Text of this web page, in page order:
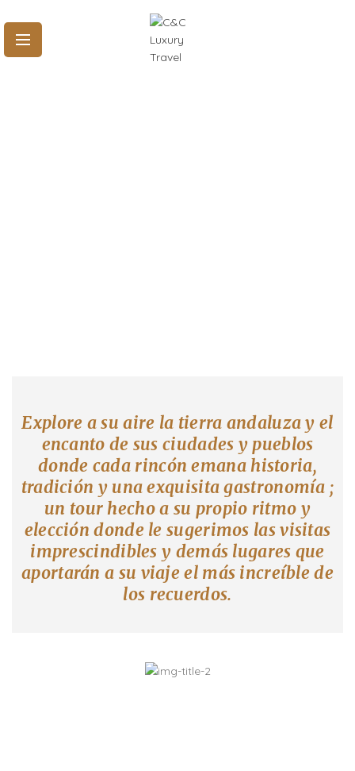
Explore a su aire la tierra andaluza y el
encanto de sus ciudades y pueblos
donde cada rincón emana historia,
tradición y una exquisita gastronomía ;
un tour hecho a su propio ritmo y
elección donde le sugerimos las visitas
imprescindibles y demás lugares que
aportarán a su viaje el más increíble de
los recuerdos.